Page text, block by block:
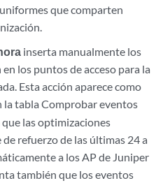
que comparten
inserta manualmente los
los puntos de acceso para la
Esta acción aparece como
la tabla Comprobar eventos
que las optimizaciones
refuerzo de las últimas 24 a
a los AP de Juniper
también que los eventos